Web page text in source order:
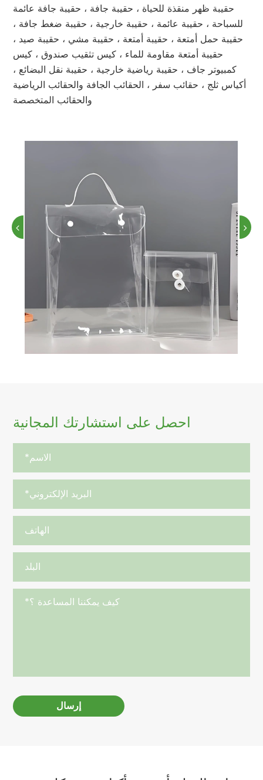
حقيبة ظهر منقذة للحياة ، حقيبة جافة ، حقيبة جافة عائمة
للسباحة ، حقيبة عائمة ، حقيبة خارجية ، حقيبة ضغط جافة ،
حقيبة حمل أمتعة ، حقيبة أمتعة ، حقيبة مشي ، حقيبة صيد ،
حقيبة أمتعة مقاومة للماء ، كيس تثقيب صندوق ، كيس
كمبيوتر جاف ، حقيبة رياضية خارجية ، حقيبة نقل البضائع ،
أكياس ثلج ، حقائب سفر ، الحقائب الجافة والحقائب الرياضية
والحقائب المتخصصة
احصل على استشارتك المجانية
إرسال